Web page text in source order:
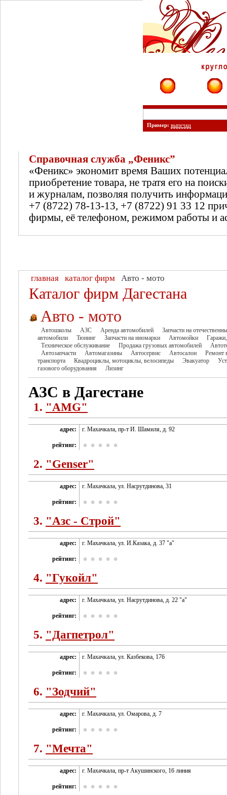
Пример: выпечки
Справочная служба „Феникс”
«Феникс» экономит время Ваших
приобретение товара, не тратя его на
и журналам, позволяя получить
+7 (8722) 78-13-13, +7 (8722) 91 33 12
фирмы, её телефоном, режимом работы и
главная каталог фирм Авто - мото
Каталог фирм Дагестана
Авто - мото
Автошколы АЗС Аренда автомобилей
Запчасти на
автомобили
Тюнинг Запчасти на иномарки Автомойки
Техническое обслуживание
Продажа грузовых автомобилей
Автозапчасти
Автомагазины Автосервис Автосалон
Ремонт
транспорта
Квадроциклы, мотоциклы, велосипеды Эвакуатор
газового оборудования
Лизинг
АЗС в Дагестане
1. "AMG"
адрес: г. Махачкала, пр-т И. Шамиля, д. 92
рейтинг:
2. "Genser"
адрес: г. Махачкала, ул. Насрутдинова, 31
рейтинг:
3. "Азс - Строй"
адрес: г. Махачкала, ул. И.Казака, д. 37 "а"
рейтинг:
4. "Гукойл"
адрес: г. Махачкала, ул. Насрутдинова, д. 22 "а"
рейтинг:
5. "Дагпетрол"
адрес: г. Махачкала, ул. Казбекова, 176
рейтинг:
6. "Зодчий"
адрес: г. Махачкала, ул. Омарова, д. 7
рейтинг:
7. "Мечта"
адрес: г. Махачкала, пр-т Акушинского, 16 линия
рейтинг: